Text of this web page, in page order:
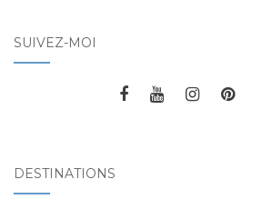
SUIVEZ-MOI
DESTINATIONS